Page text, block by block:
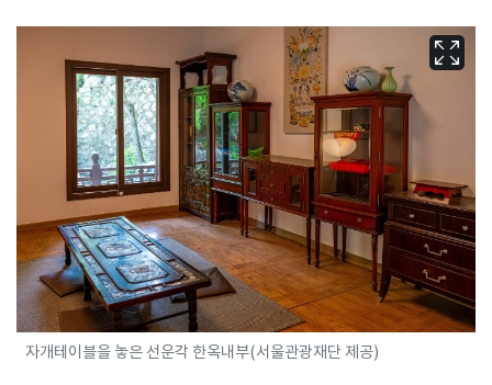
자개테이블을 놓은 선운각 한옥내부(서울관광재단 제공)